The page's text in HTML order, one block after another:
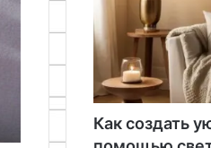
Как создать